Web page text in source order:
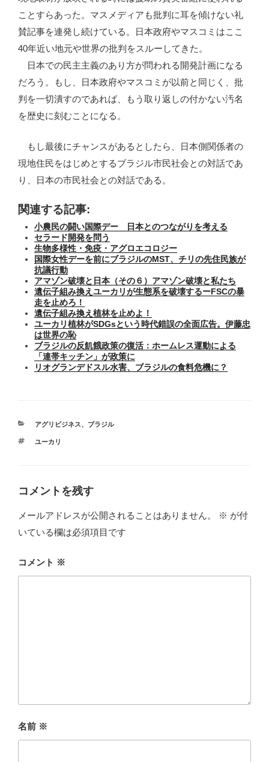
ことすらあった。マスメディアも批判に耳を傾けない礼
賛記事を連発し続けている。日本政府やマスコミはここ
40年近い地元や世界の批判をスルーしてきた。
日本での民主主義のあり方が問われる開発計画になる
だろう。もし、日本政府やマスコミが以前と同じく、批
判を一切潰すのであれば、もう取り返しの付かない汚名
を歴史に刻むことになる。
もし最後にチャンスがあるとしたら、日本側関係者の
現地住民をはじめとするブラジル市民社会との対話であ
り、日本の市民社会との対話である。
関連する記事:
小農民の闘い国際デー 日本とのつながりを考える
セラード開発を問う
生物多様性・免疫・アグロエコロジー
国際女性デーを前にブラジルのMST、チリの先住民族が
抗議行動
アマゾン破壊と日本（その６）アマゾン破壊と私たち
遺伝子組み換えユーカリが生態系を破壊するーFSCの暴
走を止めろ！
遺伝子組み換え植林を止めよ！
ユーカリ植林がSDGsという時代錯誤の全面広告。伊藤忠
は世界の恥
ブラジルの反飢餓政策の復活：ホームレス運動による
「連帯キッチン」が政策に
リオグランデドスル水害、ブラジルの食料危機に？
カ
ゴ
アグリビジネス、 ブラジル
タ
ユーカリ
コメントを残す
メールアドレスが公開されることはありません。 ※ が付
いている欄は必須項目です
コメント ※
名前 ※